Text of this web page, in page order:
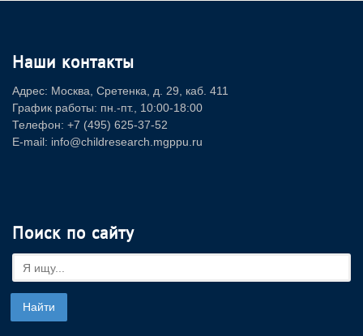
Наши контакты
Адрес: Москва, Сретенка, д. 29, каб. 411
График работы: пн.-пт., 10:00-18:00
Телефон: +7 (495) 625-37-52
E-mail: info@childresearch.mgppu.ru
Поиск по сайту